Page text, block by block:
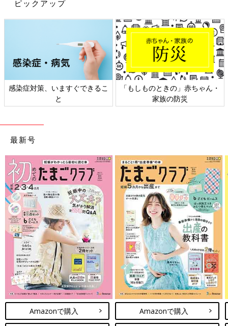
ピックアップ
感染症対策、いますぐできるこ
と
「もしものときの」赤ちゃん・
家族の防災
最新号
Amazonで購入 Amazonで購入